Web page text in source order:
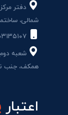
دفتر
شمالی، ساختمان نور1، طبقه دوم |
۰۳۱۳۵۱۰۷
شعبه
همکف، جنب نگهبانی،
اعتبار